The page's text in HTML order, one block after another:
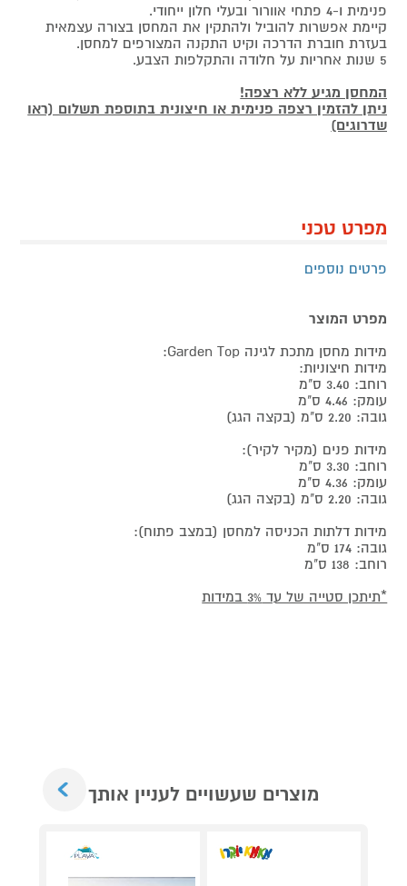
פנימית ו-4 פתחי אוורור ובעלי חלון ייחודי.
קיימת אפשרות להוביל ולהתקין את המחסן בצורה עצמאית
בעזרת חוברת הדרכה וקיט התקנה המצורפים למחסן.
5 שנות אחריות על חלודה והתקלפות הצבע.
המחסן מגיע ללא רצפה!
ניתן להזמין רצפה פנימית או חיצונית בתוספת תשלום (ראו
שדרוגים)
מפרט טכני
פרטים נוספים
מפרט המוצר
מידות מחסן מתכת לגינה Garden Top:
מידות חיצוניות:
רוחב: 3.40 ס"מ
עומק: 4.46 ס"מ
גובה: 2.20 ס"מ (בקצה הגג)
מידות פנים (מקיר לקיר):
רוחב: 3.30 ס"מ
עומק: 4.36 ס"מ
גובה: 2.20 ס"מ (בקצה הגג)
מידות דלתות הכניסה למחסן (במצב פתוח):
גובה: 174 ס"מ
רוחב: 138 ס"מ
*תיתכן סטייה של עד 3% במידות
מוצרים שעשויים לעניין אותך